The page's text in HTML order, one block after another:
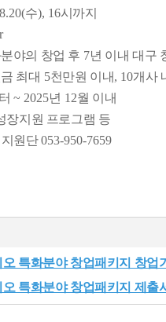
수), 16시까지
야의 창업 후 7년 이내 대구
최대 5천만원 이내, 10개사
~ 2025년 12월 이내
장지원 프로그램 등
원단053-950-7659
특화분야 창업패키지 창업
특화분야 창업패키지 제출